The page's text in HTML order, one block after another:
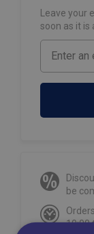
Leave
soon as it is
be
10:00